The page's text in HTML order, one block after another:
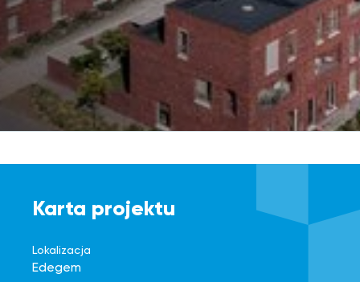
Karta projektu
Lokalizacja
Edegem